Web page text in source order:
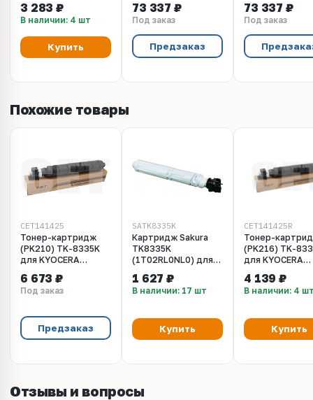
3252ci/3253ci (CET)
Yellow, 240г, 15000
стр., CET141428R
3 283 ₽
В наличии: 4 шт
Купить
мешок, (унив.),
OSP0210M
73 337 ₽
Под заказ
Предзаказ
(унив.),
73 337 ₽
Под заказ
Похожие товары
CET141425
Тонер-картридж
(PK210) TK-8335K
для KYOCERA
3252ci/3253ci (CET)
Black, (EUR), 530г,
CET141425
6 673 ₽
Под заказ
Предзаказ
SATK8335K
Картридж Sakura
TK8335K
(1T02RL0NL0) для
черный, 25000 к.
1 627 ₽
В наличии: 17 шт
Купить
CET141425R
Тонер-
(PK216) TK-
для KYOCERA
3252ci/3253ci
Black, 530г,
4 139 ₽
В наличии: 4
Купить
Отзывы и вопросы